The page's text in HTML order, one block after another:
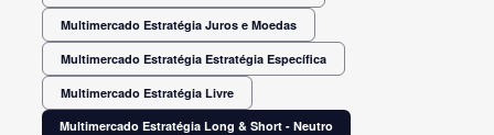
Multimercado Estratégia Juros e Moedas
Multimercado Estratégia Estratégia Específica
Multimercado Estratégia Livre
Multimercado Estratégia Long & Short - Neutro